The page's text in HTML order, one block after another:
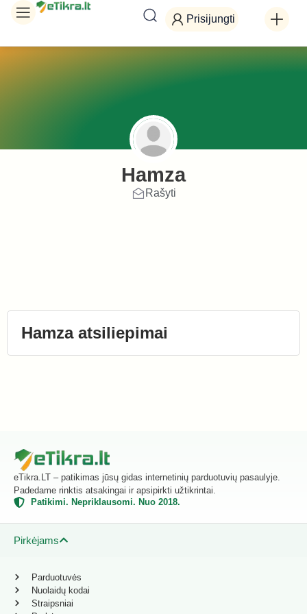
Prisijungti
Hamza
Rašyti
Hamza atsiliepimai
eTikra.LT – patikimas jūsų gidas internetinių parduotuvių pasaulyje.
Padedame rinktis atsakingai ir apsipirkti užtikrintai.
Patikimi. Nepriklausomi. Nuo 2018.
Pirkėjams
Parduotuvės
Nuolaidų kodai
Straipsniai